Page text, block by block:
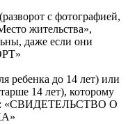
с фотографией,
жительства»,
даже если они
ребенка до 14 лет) или
14 лет), которому
«СВИДЕТЕЛЬСТВО О